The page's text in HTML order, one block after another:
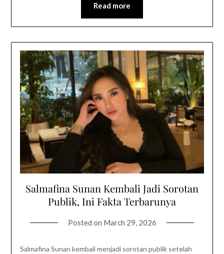
Read more
Salmafina Sunan Kembali Jadi Sorotan
Publik, Ini Fakta Terbarunya
Posted on March 29, 2026
Salmafina Sunan kembali menjadi sorotan publik setelah